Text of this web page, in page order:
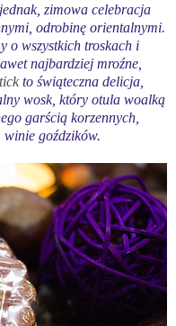
zimowa celebracja
odrobinę orientalnymi.
o wszystkich troskach i
najbardziej mroźne,
to świąteczna delicja,
wosk, który otula woalką
garścią korzennych,
goździków.